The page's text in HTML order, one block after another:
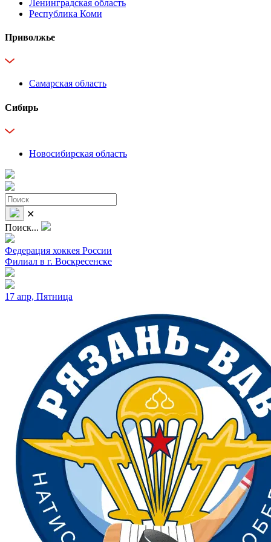
Ленинградская область
Республика Коми
Приволжье
Самарская область
Сибирь
Новосибирская область
✕
Поиск...
Федерация хоккея России
Филиал в г. Воскресенске
17 апр, Пятница